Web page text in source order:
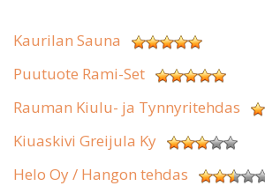
Kaurilan Sauna
Puutuote Rami-Set
Rauman Kiulu- ja Tynnyritehdas
Kiuaskivi Greijula Ky
Helo Oy / Hangon tehdas